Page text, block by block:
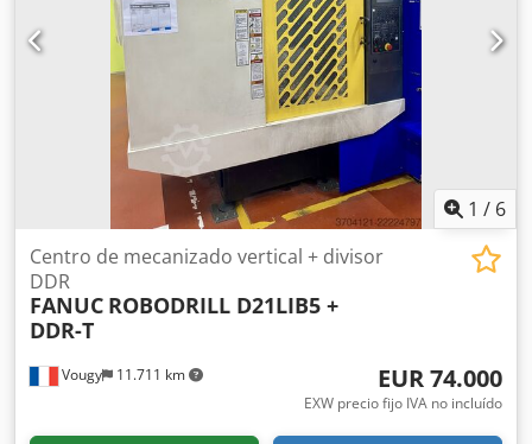
1 / 6
Vougy 11.711 km
Centro de mecanizado vertical + divisor
DDR
FANUC ROBODRILL D21LIB5 +
DDR-T
EUR 74.000
EXW precio fijo IVA no incluído